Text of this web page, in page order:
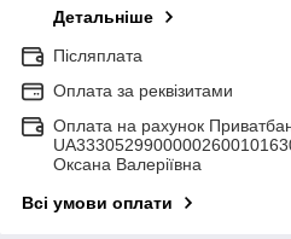
Детальніше
Післяплата
Оплата за реквізитами
Оплата на рахунок
Оксана Валеріївна
Всі умови оплати